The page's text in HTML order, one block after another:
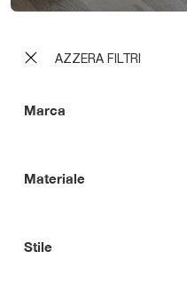
AZZERA FILTRI
Marca
Materiale
Stile